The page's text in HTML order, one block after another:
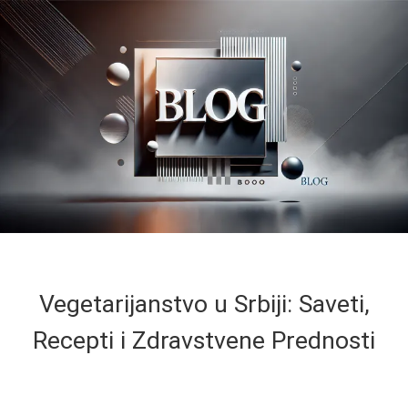
Vegetarijanstvo u Srbiji: Saveti,
Recepti i Zdravstvene Prednosti